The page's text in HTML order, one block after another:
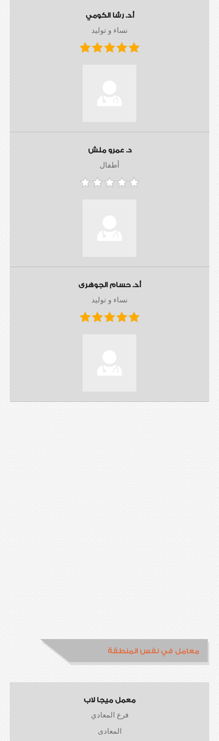
أ.د. رشا الكومي
نساء و توليد
د. عمرو ملش
أطفال
أ.د. حسام الجوهرى
نساء و توليد
معامل في نفس المنطقة
معمل ميجا لاب
فرع المعادي
المعادى